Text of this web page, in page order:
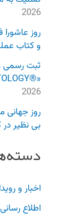
2026
روز
و کتاب
ثبت رسمی
«®PSYMENTOLOGY» در اتحادیه اروپا
2026
روز جهانی
بی نظیر در
اخبار و
اطلاع